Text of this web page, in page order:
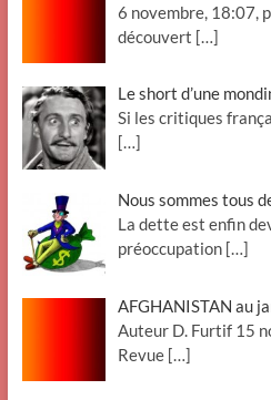
6 novembre, 18:07,
découvert […]
Le short d’une
Si les critiques
[…]
Nous sommes tous
La dette est enfin
préoccupation […]
AFGHANISTAN au
Auteur D. Furtif 15
Revue […]